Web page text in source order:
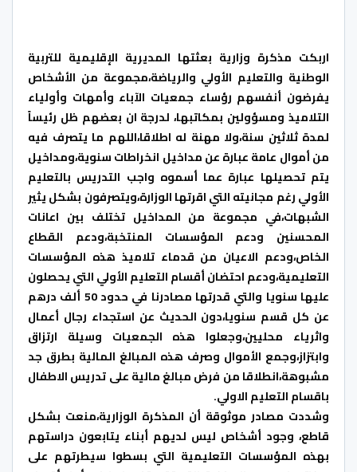
اربكت مذكرة وزارية بعثتها المديرية الإقليمية للتربية
الوطنية والتعليم الأولي والرياضة،مجموعة من الأشخاص
يفرضون أنفسهم رؤساء جمعيات الآباء وأمهات وأولياء
التلاميذ ومسؤولين بمكاتبها، لدرجة ان بعضهم ظل رئيساً
لمدة ثلاثين سنة،ولا مهنة له اطلاقا،اللهم ما يتصرف فيه
من أموال عامة عبارة عن مداخيل انخراطات سنوية،ومداخيل
يتم تحصيلها عبارة عما أسموه واجب التدريس بالتعليم
الأولي رغم مجانيته التي اقرتها الوزارة،ويتصرفون بشكل يثير
الشبهات،في مجموعة من المداخيل تختلف بين اعانات
المحسنين ودعم المؤسسات المنتخبة،ودعم القطاع
الخاص،ودعم الاعيان من قدماء تلاميذ هذه المؤسسات
التعليمية،ودعم احتضان أقسام التعليم الأولي التي يحصلون
عليها سنويا والتي قدرتها مصادرنا في حدود 50 ألف درهم
عن كل قسم سنويا،دون الحديث عن استجداء رجال أعمال
واثرياء محليين،وجعلوا هذه الجمعيات وسيلة ارتزاق
وابتزاز،وجمع الأموال وصرف هذه المبالغ المالية بطرق جد
مشبوهة،انطلاقا من فرض مبالغ مالية على تدريس الاطفال
باقسام التعليم الاولي.
وشددت مصادر موثوقة أن المذكرة الوزارية،منعت بشكل
قاطع، وجود أشخاص ليس لديهم أبناء يتابعون دراستهم
بهذه المؤسسات التعليمية التي بسطوا سيطرتهم على